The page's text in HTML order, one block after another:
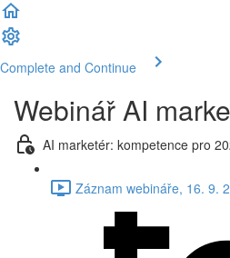
Complete and Continue
Webinář AI
AI marketér: kompetence pro
Záznam webináře, 16. 9.